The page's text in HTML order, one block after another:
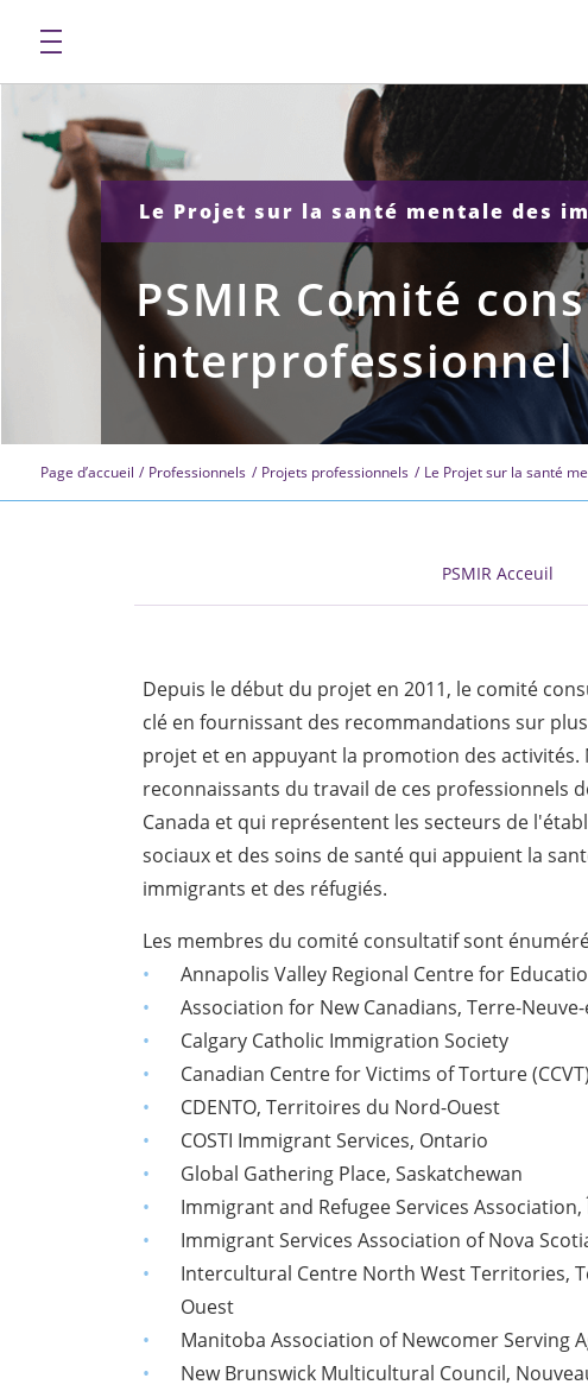
Le Projet sur la santé mentale des
PSMIR Comité
interprofessionnel
Page d’accueil Professionnels Projets professionnels Le Projet sur la santé
PSMIR Acceuil
Depuis le début du projet en 2011, le comité
clé en fournissant des recommandations sur
projet et en appuyant la promotion des activités.
reconnaissants du travail de ces professionnels
Canada et qui représentent les secteurs de
sociaux et des soins de santé qui appuient la
immigrants et des réfugiés.
Les membres du comité consultatif sont
Annapolis Valley Regional Centre for
Association for New Canadians, Terre-
Calgary Catholic Immigration Society
Canadian Centre for Victims of Torture
CDENTO, Territoires du Nord-Ouest
COSTI Immigrant Services, Ontario
Global Gathering Place, Saskatchewan
Immigrant and Refugee Services
Immigrant Services Association of Nova
Intercultural Centre North West Territories,
Ouest
Manitoba Association of Newcomer Serving
New Brunswick Multicultural Council,